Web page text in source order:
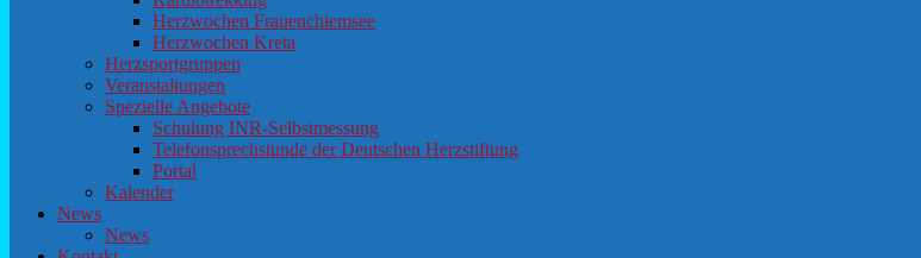
Herzwochen Frauenchiemsee
Herzwochen Kreta
Herzsportgruppen
Veranstaltungen
Spezielle Angebote
Schulung INR-Selbstmessung
Telefonsprechstunde der Deutschen Herzstiftung
Portal
Kalender
News
News